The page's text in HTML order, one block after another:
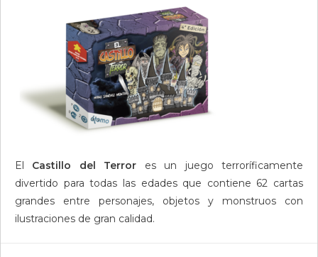
El Castillo del Terror es un juego terroríficamente
divertido para todas las edades que contiene 62 cartas
grandes entre personajes, objetos y monstruos con
ilustraciones de gran calidad.